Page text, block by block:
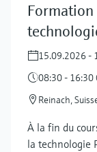
Formation
15.09.2026 -
08:30 - 16:30
Reinach,
À la fin du
la technologie